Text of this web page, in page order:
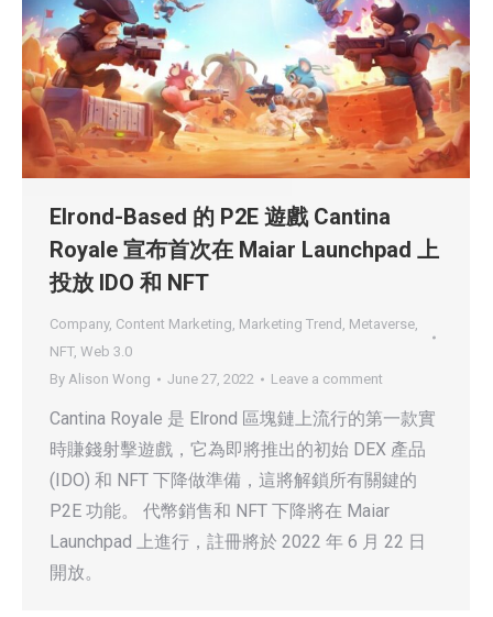
Elrond-Based 的 P2E 遊戲 Cantina
Royale 宣布首次在 Maiar Launchpad 上
投放 IDO 和 NFT
Company, Content Marketing, Marketing Trend , Metaverse,
NFT, Web 3.0
By Alison Wong June 27, 2022 Leave a comment
Cantina Royale 是 Elrond 區塊鏈上流行的第一款實
時賺錢射擊遊戲，它為即將推出的初始 DEX 產品
(IDO) 和 NFT 下降做準備，這將解鎖所有關鍵的
P2E 功能。 代幣銷售和 NFT 下降將在 Maiar
Launchpad 上進行，註冊將於 2022 年 6 月 22 日
開放。